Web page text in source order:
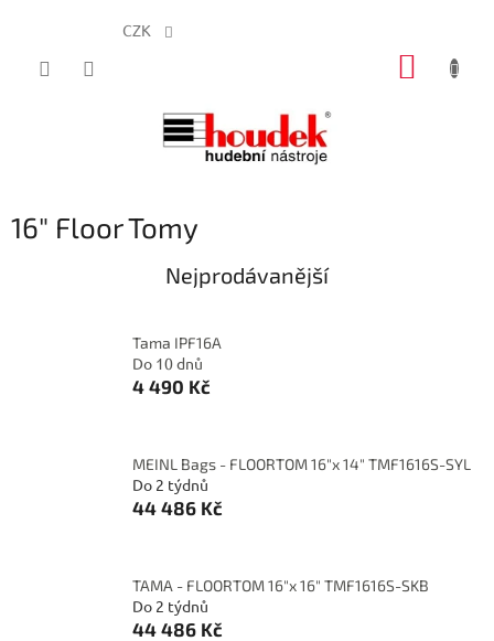
CZK
16" Floor Tomy
Nejprodávanější
Tama IPF16A
Do 10 dnů
4 490 Kč
MEINL Bags - FLOORTOM 16"x 14" TMF1616S-SYL
Do 2 týdnů
44 486 Kč
TAMA - FLOORTOM 16"x 16" TMF1616S-SKB
Do 2 týdnů
44 486 Kč